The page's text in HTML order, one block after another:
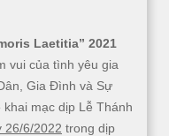
Laetitia” 2021
vui của tình yêu gia
Gia Đình và Sự
mạc dịp Lễ Thánh
26/6/2022 trong dịp